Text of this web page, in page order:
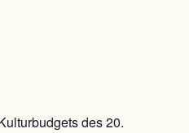
des 20.